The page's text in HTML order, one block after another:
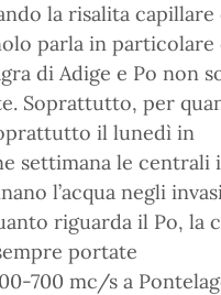
la risalita capillare
parla in
di Adige e Po non
Soprattutto, per
il lunedì in
settimana le
l’acqua negli
riguarda il Po,
portate
700 mc/s a